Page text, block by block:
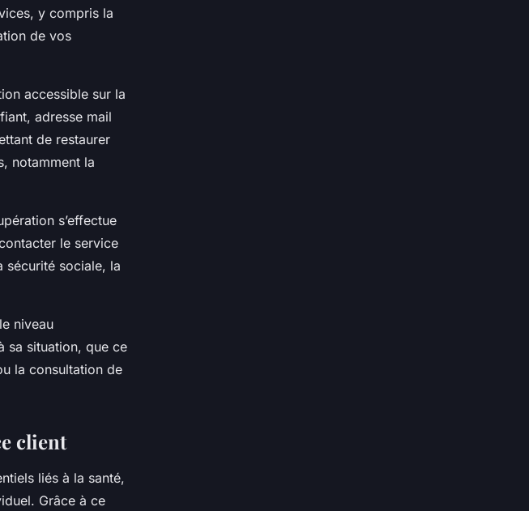
y compris la
de vos
accessible sur la
adresse mail
de restaurer
notamment la
s’effectue
le service
sécurité sociale, la
niveau
sa situation, que ce
la consultation de
client
liés à la santé,
Grâce à ce